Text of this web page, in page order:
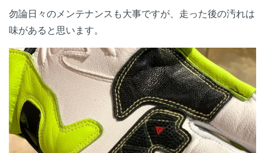
勿論日々のメンテナンスも大事ですが、走った後の汚れは
味があると思います。